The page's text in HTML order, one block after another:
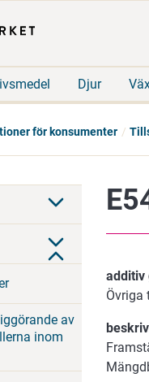
Djur
för konsumenter
av
inom
additiv
Övriga